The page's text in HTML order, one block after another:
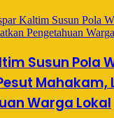
Susun Pola
Mahakam,
Warga Lokal